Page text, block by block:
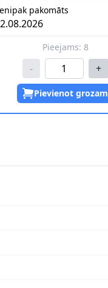
pakomāts
Pieejams: 8
- +
Pievienot grozam